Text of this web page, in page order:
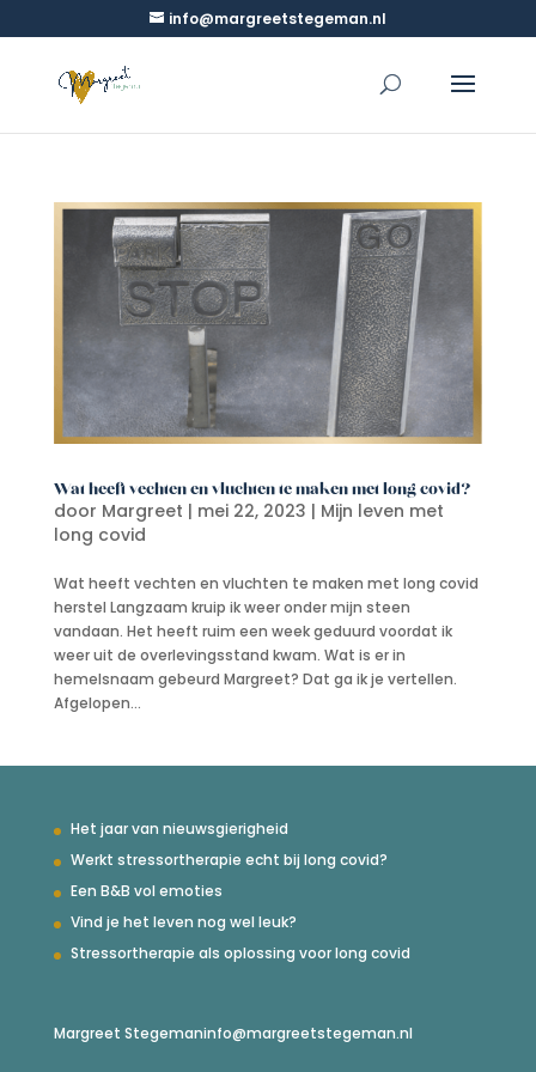
info@margreetstegeman.nl
Wat heeft vechten en vluchten te maken met long covid?
door Margreet | mei 22, 2023 | Mijn leven met
long covid
Wat heeft vechten en vluchten te maken met long covid
herstel Langzaam kruip ik weer onder mijn steen
vandaan. Het heeft ruim een week geduurd voordat ik
weer uit de overlevingsstand kwam. Wat is er in
hemelsnaam gebeurd Margreet? Dat ga ik je vertellen.
Afgelopen...
Het jaar van nieuwsgierigheid
Werkt stressortherapie echt bij long covid?
Een B&B vol emoties
Vind je het leven nog wel leuk?
Stressortherapie als oplossing voor long covid
Margreet Stegemaninfo@margreetstegeman.nl